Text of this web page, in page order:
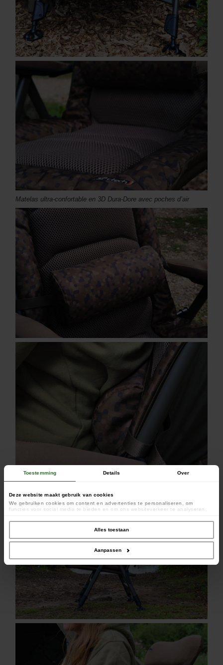
Toestemming Details Over
Deze website maakt gebruik van cookies
We gebruiken cookies om content en advertenties te personaliseren, om
functies voor social media te bieden en om ons websiteverkeer te analyseren.
social media, adverteren en analyse. Deze partners kunnen deze gegevens
combineren met andere informatie die u aan ze heeft verstrekt of die ze hebben
verzameld op basis van uw gebruik van hun services.
Alles toestaan
Aanpassen
Matelas ultra-confortable en 3D Dura-Dore avec poches d’air
Coussin de soutien lombaire inclus